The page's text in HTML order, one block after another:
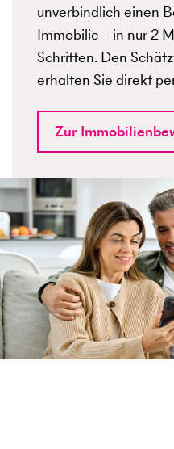
unverbindlich einen
Immobilie – in nur 2
Schritten. Den
erhalten Sie direkt
Zur